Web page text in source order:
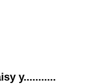
y...........